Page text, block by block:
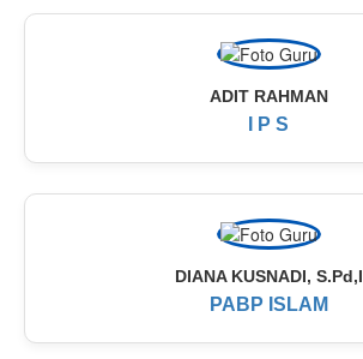
ADIT RAHMAN
I P S
DIANA KUSNADI, S.Pd,I
PABP ISLAM